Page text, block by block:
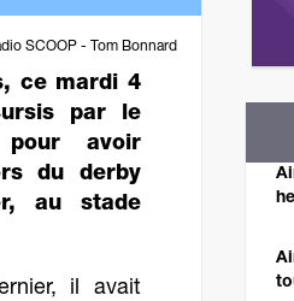
SCOOP - Tom Bonnard
ce mardi 4
par le
pour avoir
du derby
au stade
il avait